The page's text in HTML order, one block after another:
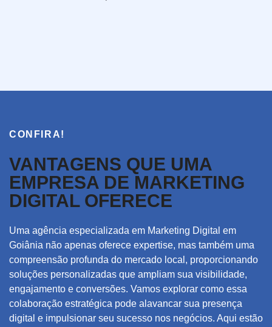
CONFIRA!
VANTAGENS QUE UMA
EMPRESA DE MARKETING
DIGITAL OFERECE
Uma agência especializada em Marketing Digital em
Goiânia não apenas oferece expertise, mas também uma
compreensão profunda do mercado local, proporcionando
soluções personalizadas que ampliam sua visibilidade,
engajamento e conversões. Vamos explorar como essa
colaboração estratégica pode alavancar sua presença
digital e impulsionar seu sucesso nos negócios. Aqui estão